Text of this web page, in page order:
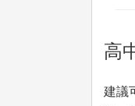
高
建議